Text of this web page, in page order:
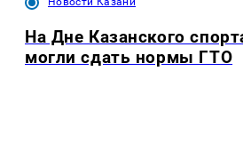
На Дне Казанского
могли сдать нормы ГТО